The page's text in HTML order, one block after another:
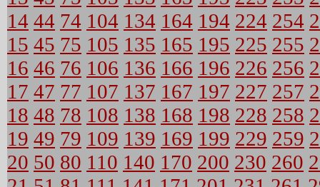
14 44 74 104 134 164 194 224 254
15 45 75 105 135 165 195 225 255
16 46 76 106 136 166 196 226 256
17 47 77 107 137 167 197 227 257
18 48 78 108 138 168 198 228 258
19 49 79 109 139 169 199 229 259
20 50 80 110 140 170 200 230 260